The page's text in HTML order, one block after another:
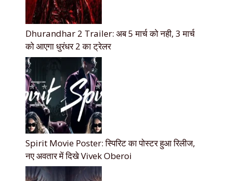
Dhurandhar 2 Trailer: अब 5 मार्च को नही, 3 मार्च
को आएगा धुरंधर 2 का ट्रेलर
Spirit Movie Poster: स्पिरिट का पोस्टर हुआ रिलीज,
नए अवतार में दिखे Vivek Oberoi